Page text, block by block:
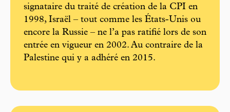
signataire du traité de création de la CPI en
1998, Israël – tout comme les États-Unis ou
encore la Russie – ne l’a pas ratifié lors de son
entrée en vigueur en 2002. Au contraire de la
Palestine qui y a adhéré en 2015.